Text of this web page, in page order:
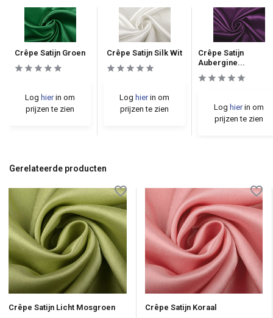
Crêpe Satijn Groen
Log hierin om
prijzen te zien
Crêpe Satijn Silk Wit
Log hierin om
prijzen te zien
Crêpe Satijn
Aubergine...
Log hierin om
prijzen te zien
Gerelateerde producten
Crêpe Satijn Licht Mosgroen Crêpe Satijn Koraal